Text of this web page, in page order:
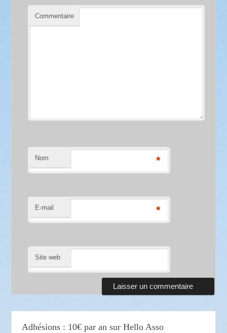
Commentaire
Nom *
E-mail *
Site web
Adhésions : 10€ par an sur Hello Asso